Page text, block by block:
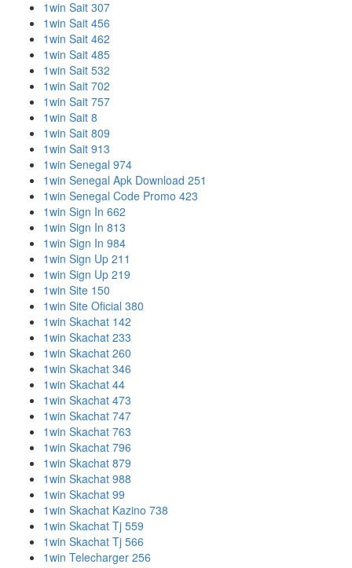
1win Sait 307
1win Sait 456
1win Sait 462
1win Sait 485
1win Sait 532
1win Sait 702
1win Sait 757
1win Sait 8
1win Sait 809
1win Sait 913
1win Senegal 974
1win Senegal Apk Download 251
1win Senegal Code Promo 423
1win Sign In 662
1win Sign In 813
1win Sign In 984
1win Sign Up 211
1win Sign Up 219
1win Site 150
1win Site Oficial 380
1win Skachat 142
1win Skachat 233
1win Skachat 260
1win Skachat 346
1win Skachat 44
1win Skachat 473
1win Skachat 747
1win Skachat 763
1win Skachat 796
1win Skachat 879
1win Skachat 988
1win Skachat 99
1win Skachat Kazino 738
1win Skachat Tj 559
1win Skachat Tj 566
1win Telecharger 256